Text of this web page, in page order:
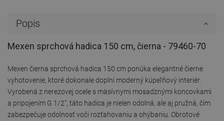
Popis
Mexen sprchová hadica 150 cm, čierna - 79460-70
Mexen čierna sprchová hadica 150 cm ponúka elegantné čierne
vyhotovenie, ktoré dokonale doplní moderný kúpeľňový interiér.
Vyrobená z nerezovej ocele s mäsívnymi mosadznými koncovkami
a pripojením G 1/2", táto hadica je nielen odolná, ale aj pružná, čím
zabezpečuje odolnosť voči rozťahovaniu a ohýbaniu. Obrotové